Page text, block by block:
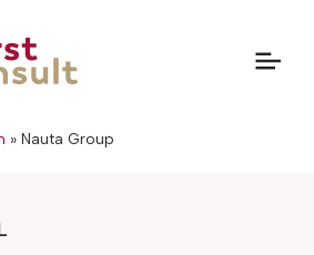
» Nauta Group